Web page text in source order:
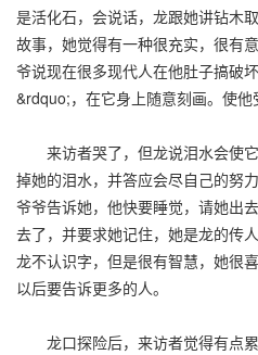
是活化石，会说话，龙跟她讲钻木
故事，她觉得有一种很充实，很有
爷说现在很多现代人在他肚子搞破
&rdquo;，在它身上随意刻画。使他
来访者哭了，但龙说泪水会使
掉她的泪水，并答应会尽自己的努
爷爷告诉她，他快要睡觉，请她出
去了，并要求她记住，她是龙的传
龙不认识字，但是很有智慧，她很
以后要告诉更多的人。
龙口探险后，来访者觉得有点累